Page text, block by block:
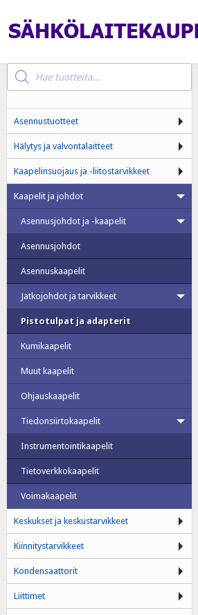
Products
search
Asennustuotteet
Hälytys ja valvontalaitteet
Kaapelinsuojaus ja -liitostarvikkeet
Kaapelit ja johdot
Asennusjohdot ja -kaapelit
Asennusjohdot
Asennuskaapelit
Jatkojohdot ja tarvikkeet
Pistotulpat ja adapterit
Kumikaapelit
Muut kaapelit
Ohjauskaapelit
Tiedonsiirtokaapelit
Instrumentointikaapelit
Tietoverkkokaapelit
Voimakaapelit
Keskukset ja keskustarvikkeet
Kiinnitystarvikkeet
Kondensaattorit
Liittimet